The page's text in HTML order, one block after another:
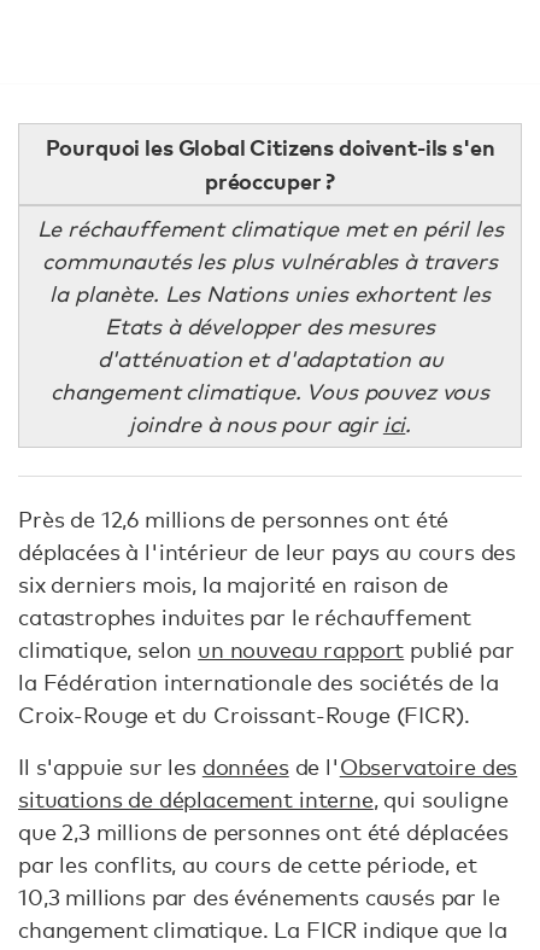
Pourquoi les Global Citizens doivent-ils s'en
préoccuper ?
Le réchauffement climatique met en péril les
communautés les plus vulnérables à travers
la planète. Les Nations unies exhortent les
Etats à développer des mesures
d'atténuation et d'adaptation au
changement climatique. Vous pouvez vous
joindre à nous pour agir ici.
Près de 12,6 millions de personnes ont été
déplacées à l'intérieur de leur pays au cours des
six derniers mois, la majorité en raison de
catastrophes induites par le réchauffement
climatique, selon un nouveau rapport publié par
la Fédération internationale des sociétés de la
Croix-Rouge et du Croissant-Rouge (FICR).
Il s'appuie sur les donnéesde l'Observatoire des
situations de déplacement interne, qui souligne
que 2,3 millions de personnes ont été déplacées
par les conflits, au cours de cette période, et
10,3 millions par des événements causés par le
changement climatique. La FICR indique que la